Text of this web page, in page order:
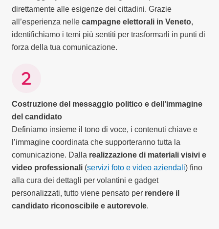
direttamente alle esigenze dei cittadini. Grazie
all’esperienza nelle campagne elettorali in Veneto,
identifichiamo i temi più sentiti per trasformarli in punti di
forza della tua comunicazione.
Costruzione del messaggio politico e dell’immagine
del candidato
Definiamo insieme il tono di voce, i contenuti chiave e
l’immagine coordinata che supporteranno tutta la
comunicazione. Dalla realizzazione di materiali visivi e
video professionali (servizi foto e video aziendali) fino
alla cura dei dettagli per volantini e gadget
personalizzati, tutto viene pensato per rendere il
candidato riconoscibile e autorevole.